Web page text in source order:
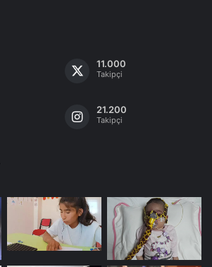
11.000
Takipçi
21.200
Takipçi